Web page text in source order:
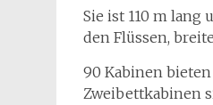
Vista
Sky.
Sie ist 110 m lang
den Flüssen,
90 Kabinen
Zweibettkabinen